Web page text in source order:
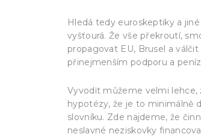
Hledá tedy euroskeptiky a
vyšťourá. Že vše překroutí,
propagovat EU, Brusel a
přinejmenším podporu a
Vyvodit můžeme velmi lehce,
hypotézy, že je to minimálně
slovníku. Zde najdeme, že
neslavné neziskovky